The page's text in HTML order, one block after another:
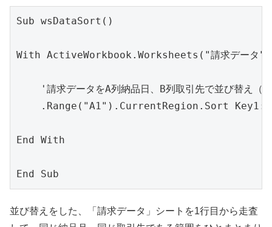
Sub wsDataSort()
With ActiveWorkbook.Worksheets("請求データ")
'請求データをA列納品日、B列取引先で並び替え（
.Range("A1").CurrentRegion.Sort
End With
並び替えをした、「請求データ」シートを1行目から走査